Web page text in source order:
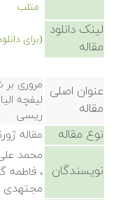
متلب
لینک دانلود
مقاله
(برای
عنوان اصلی
مقاله
مروری
لیفچه
ریسی
نوع مقاله مقاله
نویسندگان
محمد
، فاطمه
مجتهدی